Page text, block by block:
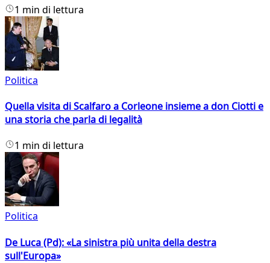
1 min di lettura
Politica
Quella visita di Scalfaro a Corleone insieme a don Ciotti e
una storia che parla di legalità
1 min di lettura
Politica
De Luca (Pd): «La sinistra più unita della destra
sull'Europa»